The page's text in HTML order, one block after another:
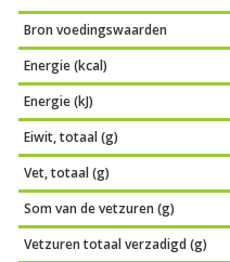
Bron voedingswaarden
Energie (kcal)
Energie (kJ)
Eiwit, totaal (g)
Vet, totaal (g)
Som van de vetzuren (g)
Vetzuren totaal verzadigd (g)